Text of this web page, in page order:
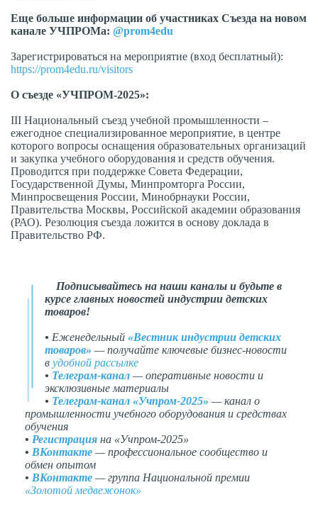
Еще больше информации об участниках Съезда на новом
канале УЧПРОМа: @prom4edu
Зарегистрироваться на мероприятие (вход бесплатный):
https://prom4edu.ru/visitors
О съезде «УЧПРОМ-2025»:
III Национальный съезд учебной промышленности –
ежегодное специализированное мероприятие, в центре
которого вопросы оснащения образовательных организаций
и закупка учебного оборудования и средств обучения.
Проводится при поддержке Совета Федерации,
Государственной Думы, Минпромторга России,
Минпросвещения России, Минобрнауки России,
Правительства Москвы, Российской академии образования
(РАО). Резолюция съезда ложится в основу доклада в
Правительство РФ.
Подписывайтесь на наши каналы и будьте в
курсе главных новостей индустрии детских
товаров!
• Еженедельный «Вестник индустрии детских
товаров» — получайте ключевые бизнес-новости
в удобной рассылке
• Телеграм-канал — оперативные новости и
эксклюзивные материалы
• Телеграм-канал «Учпром-2025» — канал о
промышленности учебного оборудования и средствах
обучения
• Регистрация на «Учпром-2025»
• ВКонтакте — профессиональное сообщество и
обмен опытом
• ВКонтакте — группа Национальной премии
«Золотой медвежонок»